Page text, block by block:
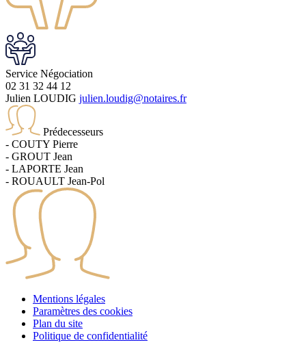
Service Négociation
02 31 32 44 12
Julien LOUDIG julien.loudig@notaires.fr
Prédecesseurs
- COUTY Pierre
- GROUT Jean
- LAPORTE Jean
- ROUAULT Jean-Pol
+
−
Leaflet| © OpenStreetMap France | ©
Mentions légales
Paramètres des cookies
Plan du site
Politique de confidentialité